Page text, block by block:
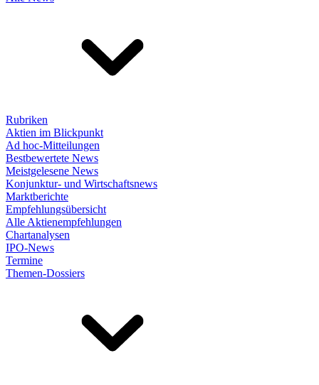
Rubriken
Aktien im Blickpunkt
Ad hoc-Mitteilungen
Bestbewertete News
Meistgelesene News
Konjunktur- und Wirtschaftsnews
Marktberichte
Empfehlungsübersicht
Alle Aktienempfehlungen
Chartanalysen
IPO-News
Termine
Themen-Dossiers